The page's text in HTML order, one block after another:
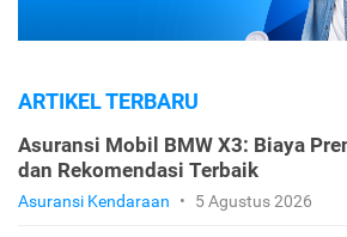
ARTIKEL TERBARU
Asuransi Mobil BMW X3: Biaya
dan Rekomendasi Terbaik
Asuransi Kendaraan • 5 Agustus 2026